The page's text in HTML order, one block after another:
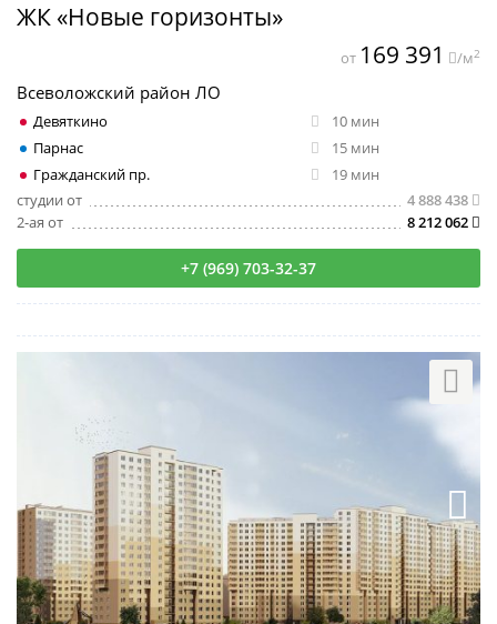
ЖК «Новые горизонты»
Всеволожский район ЛО
Девяткино
10 мин
Парнас
15 мин
Гражданский пр.
19 мин
студии от
4 888 438
2-ая от
8 212 062
от 169 391 /м2
+7 (969) 703-32-37